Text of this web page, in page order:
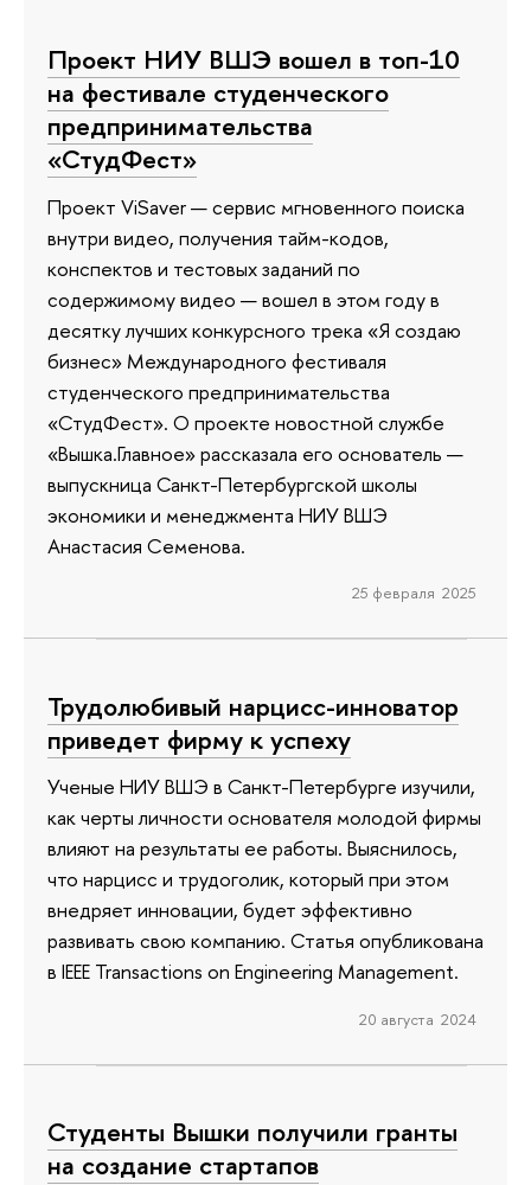
Проект НИУ ВШЭ вошел в топ-10
на фестивале студенческого
предпринимательства
«СтудФест»
Проект ViSaver — сервис мгновенного поиска
внутри видео, получения тайм-кодов,
конспектов и тестовых заданий по
содержимому видео — вошел в этом году в
десятку лучших конкурсного трека «Я создаю
бизнес» Международного фестиваля
студенческого предпринимательства
«СтудФест». О проекте новостной службе
«Вышка.Главное» рассказала его основатель —
выпускница Санкт-Петербургской школы
экономики и менеджмента НИУ ВШЭ
Анастасия Семенова.
25 февраля 2025
Трудолюбивый нарцисс-инноватор
приведет фирму к успеху
Ученые НИУ ВШЭ в Санкт-Петербурге изучили,
как черты личности основателя молодой фирмы
влияют на результаты ее работы. Выяснилось,
что нарцисс и трудоголик, который при этом
внедряет инновации, будет эффективно
развивать свою компанию. Статья опубликована
в IEEE Transactions on Engineering Management.
20 августа 2024
Студенты Вышки получили гранты
на создание стартапов